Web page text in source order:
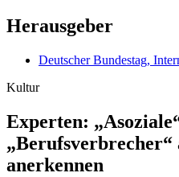
Herausgeber
Deutscher Bundestag,
Kultur
Experten:
„Berufsverbrecher“
anerkennen